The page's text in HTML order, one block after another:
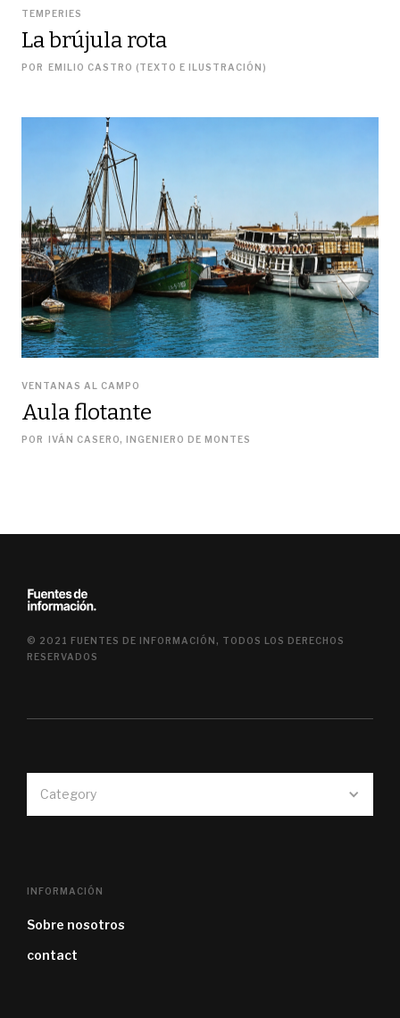
TEMPERIES
La brújula rota
POR EMILIO CASTRO (TEXTO E ILUSTRACIÓN)
VENTANAS AL CAMPO
Aula flotante
POR IVÁN CASERO, INGENIERO DE MONTES
© 2021 FUENTES DE INFORMACIÓN, TODOS LOS DERECHOS
RESERVADOS
Category
INFORMACIÓN
Sobre nosotros
contact